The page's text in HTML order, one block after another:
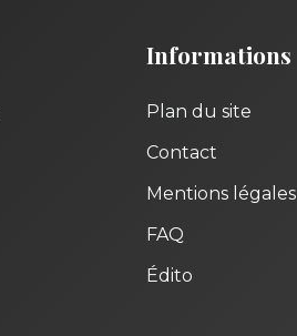
Informations
Plan du site
Contact
Mentions légales
FAQ
Édito